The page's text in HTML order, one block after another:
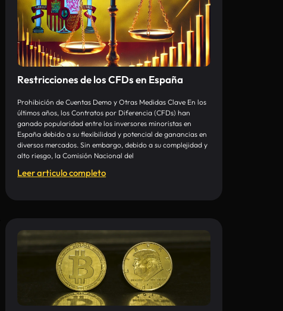
Restricciones de los CFDs en España
Prohibición de Cuentas Demo y Otras Medidas Clave En los
últimos años, los Contratos por Diferencia (CFDs) han
ganado popularidad entre los inversores minoristas en
España debido a su flexibilidad y potencial de ganancias en
diversos mercados. Sin embargo, debido a su complejidad y
alto riesgo, la Comisión Nacional del
Leer articulo completo